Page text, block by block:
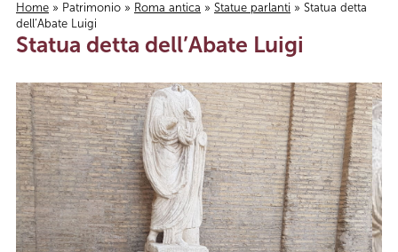
Tu sei qui
Home » Patrimonio » Roma antica » Statue parlanti » Statua detta
dell’Abate Luigi
Statua detta dell’Abate Luigi